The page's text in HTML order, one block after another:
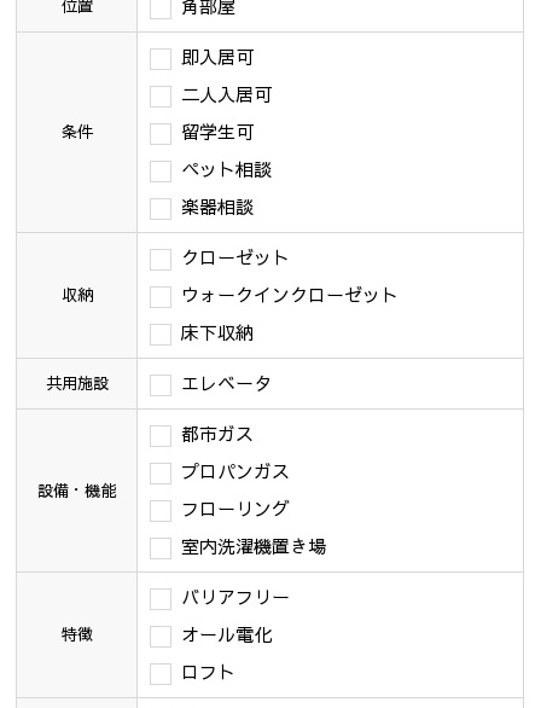
位置 角部屋
条件
即入居可
二人入居可
留学生可
ペット相談
楽器相談
収納
クローゼット
ウォークインクローゼット
床下収納
共用施設 エレベータ
設備・機能
都市ガス
プロパンガス
フローリング
室内洗濯機置き場
特徴
バリアフリー
オール電化
ロフト